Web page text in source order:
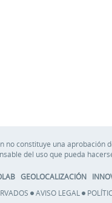
no constituye una aprobación
del uso que pueda
GEOLOCALIZACIÓN
AVISO LEGAL